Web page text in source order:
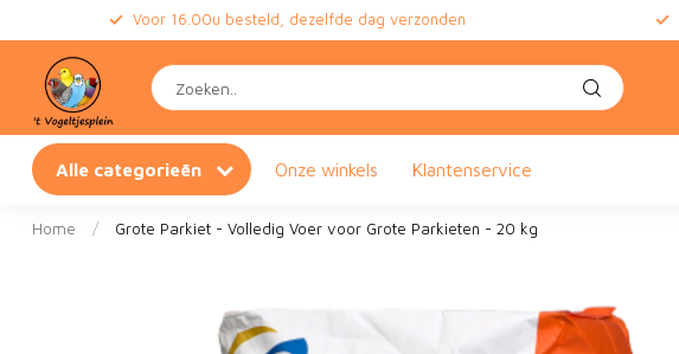
Voor 16.00u besteld, dezelfde dag verzonden
Alle categorieën Onze winkels Klantenservice
Home / Grote Parkiet - Volledig Voer voor Grote Parkieten - 20 kg